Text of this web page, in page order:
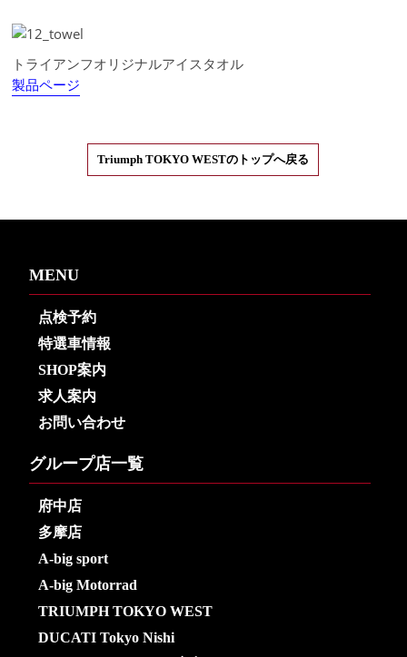
トライアンフオリジナルアイスタオル
製品ページ
Triumph TOKYO WESTのトップへ戻る
MENU
点検予約
特選車情報
SHOP案内
求人案内
お問い合わせ
グループ店一覧
府中店
多摩店
A-big sport
A-big Motorrad
TRIUMPH TOKYO WEST
DUCATI Tokyo Nishi